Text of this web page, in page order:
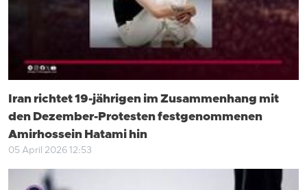
Iran richtet 19-jährigen im Zusammenhang mit
den Dezember-Protesten festgenommenen
Amirhossein Hatami hin
05 April 2026 12:53